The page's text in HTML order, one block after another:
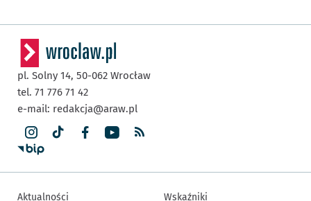
pl. Solny 14, 50-062 Wrocław
tel. 71 776 71 42
e-mail: redakcja@araw.pl
Aktualności Wskaźniki